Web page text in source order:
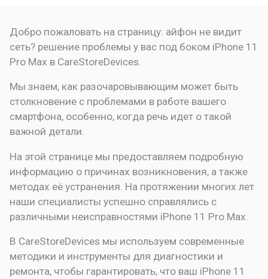
Добро пожаловать на страницу: айфон не видит
сеть? решение проблемы у вас под боком iPhone 11
Pro Max в CareStoreDevices.
Мы знаем, как разочаровывающим может быть
столкновение с проблемами в работе вашего
смартфона, особенно, когда речь идет о такой
важной детали.
На этой странице мы предоставляем подробную
информацию о причинах возникновения, а также
методах её устранения. На протяжении многих лет
наши специалисты успешно справлялись с
различными неисправностями iPhone 11 Pro Max.
В CareStoreDevices мы используем современные
методики и инструменты для диагностики и
ремонта, чтобы гарантировать, что ваш iPhone 11